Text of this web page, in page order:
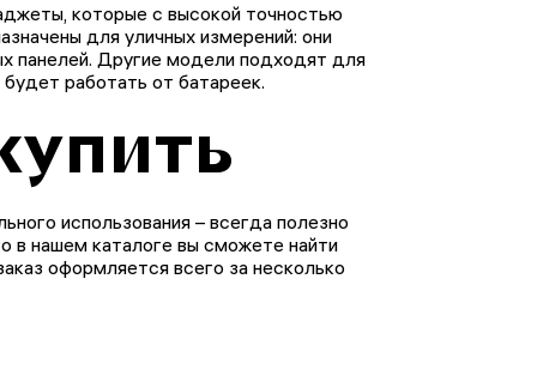
которые с высокой точностью
для уличных измерений: они
панелей. Другие модели подходят для
работать от батареек.
использования – всегда полезно
в нашем каталоге вы сможете найти
оформляется всего за несколько